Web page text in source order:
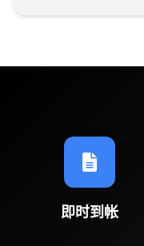
即时到帐